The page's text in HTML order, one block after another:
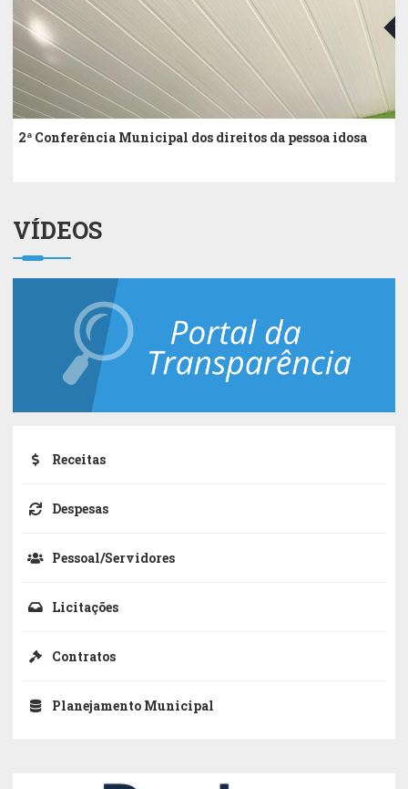
2ª Conferência Municipal dos direitos da pessoa idosa
VÍDEOS
Receitas
Despesas
Pessoal/Servidores
Licitações
Contratos
Planejamento Municipal